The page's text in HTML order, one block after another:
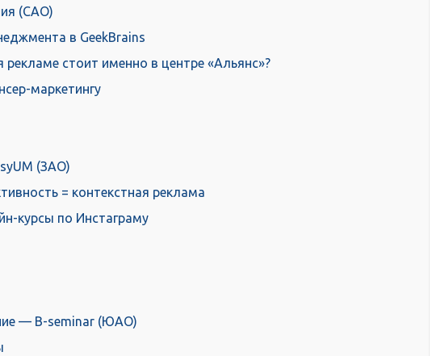
(САО)
в GeekBrains
рекламе стоит именно в центре «Альянс»?
маркетингу
(ЗАО)
= контекстная реклама
курсы по Инстаграму
— B-seminar (ЮАО)